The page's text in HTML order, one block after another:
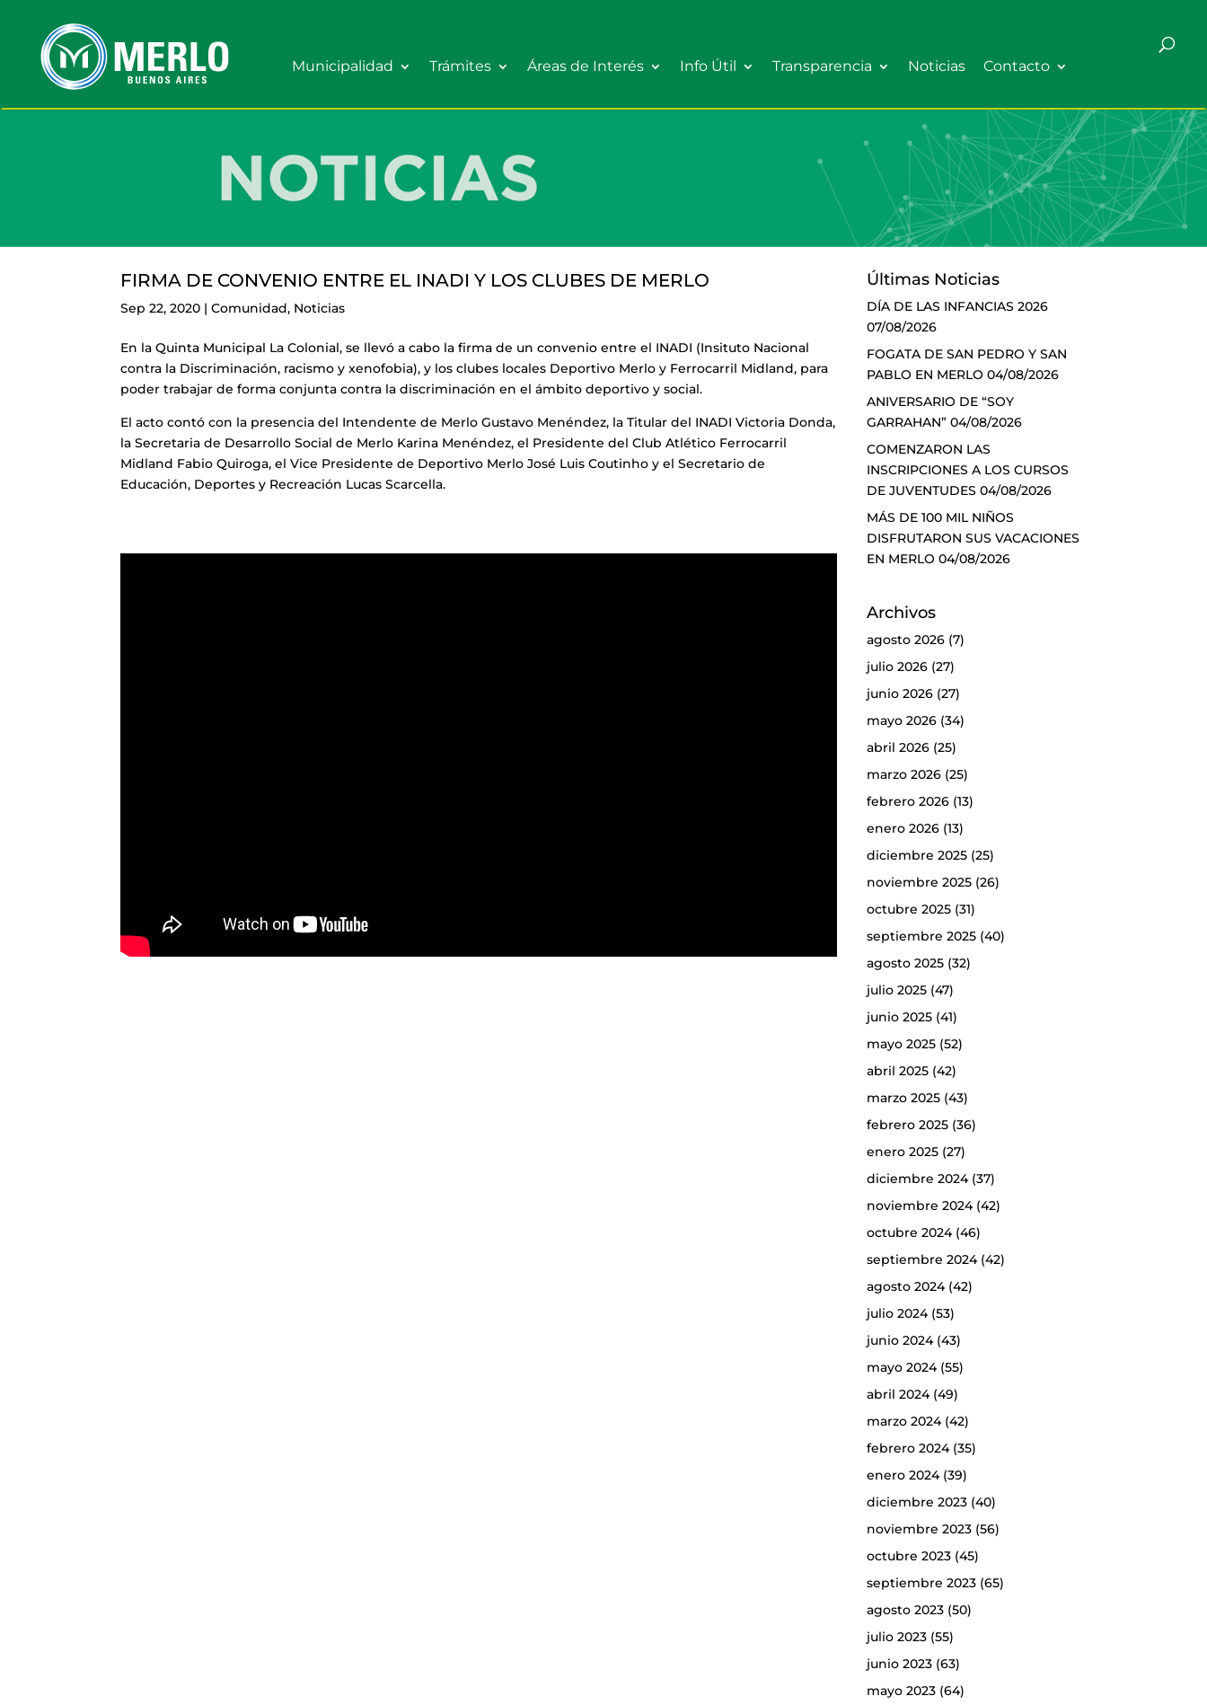
Municipalidad Trámites Áreas de Interés Info Útil Transparencia Noticias Contacto
FIRMA DE CONVENIO ENTRE EL INADI Y LOS CLUBES DE MERLO
Sep 22, 2020 |Comunidad, Noticias
En la Quinta Municipal La Colonial, se llevó a cabo la firma de un convenio entre el INADI (Insituto Nacional
contra la Discriminación, racismo y xenofobia), y los clubes locales Deportivo Merlo y Ferrocarril Midland, para
poder trabajar de forma conjunta contra la discriminación en el ámbito deportivo y social.
El acto contó con la presencia del Intendente de Merlo Gustavo Menéndez, la Titular del INADI Victoria Donda,
la Secretaria de Desarrollo Social de Merlo Karina Menéndez, el Presidente del Club Atlético Ferrocarril
Midland Fabio Quiroga, el Vice Presidente de Deportivo Merlo José Luis Coutinho y el Secretario de
Educación, Deportes y Recreación Lucas Scarcella.
Últimas Noticias
DÍA DE LAS INFANCIAS 2026
07/08/2026
FOGATA DE SAN PEDRO Y SAN
PABLO EN MERLO 04/08/2026
ANIVERSARIO DE “SOY
GARRAHAN” 04/08/2026
COMENZARON LAS
INSCRIPCIONES A LOS CURSOS
DE JUVENTUDES 04/08/2026
MÁS DE 100 MIL NIÑOS
DISFRUTARON SUS VACACIONES
EN MERLO 04/08/2026
Archivos
agosto 2026(7)
julio 2026(27)
junio 2026(27)
mayo 2026(34)
abril 2026(25)
marzo 2026(25)
febrero 2026(13)
enero 2026(13)
diciembre 2025(25)
noviembre 2025(26)
octubre 2025(31)
septiembre 2025(40)
agosto 2025(32)
julio 2025(47)
junio 2025(41)
mayo 2025(52)
abril 2025(42)
marzo 2025(43)
febrero 2025(36)
enero 2025(27)
diciembre 2024(37)
noviembre 2024(42)
octubre 2024(46)
septiembre 2024(42)
agosto 2024(42)
julio 2024(53)
junio 2024(43)
mayo 2024(55)
abril 2024(49)
marzo 2024(42)
febrero 2024(35)
enero 2024(39)
diciembre 2023(40)
noviembre 2023(56)
octubre 2023(45)
septiembre 2023(65)
agosto 2023(50)
julio 2023(55)
junio 2023(63)
mayo 2023(64)